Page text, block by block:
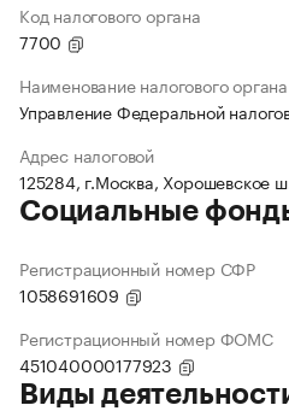
Код налогового органа
7700
Наименование налогового органа
Управление Федеральной
Адрес налоговой
125284, г.Москва, Хорошевское
Социальные
Регистрационный номер СФР
1058691609
Регистрационный номер ФОМС
451040000177923
Виды